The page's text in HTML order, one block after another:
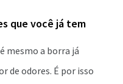
que você já tem
mesmo a borra já
de odores. É por isso